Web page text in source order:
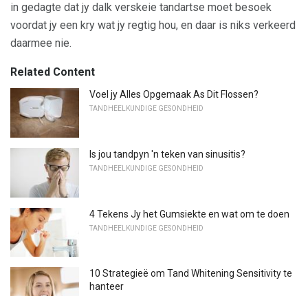
in gedagte dat jy dalk verskeie tandartse moet besoek
voordat jy een kry wat jy regtig hou, en daar is niks verkeerd
daarmee nie.
Related Content
Voel jy Alles Opgemaak As Dit Flossen?
TANDHEELKUNDIGE GESONDHEID
Is jou tandpyn 'n teken van sinusitis?
TANDHEELKUNDIGE GESONDHEID
4 Tekens Jy het Gumsiekte en wat om te doen
TANDHEELKUNDIGE GESONDHEID
10 Strategieë om Tand Whitening Sensitivity te
hanteer